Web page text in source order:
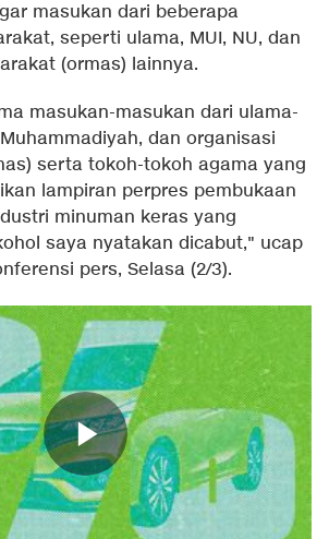
masukan dari beberapa
seperti ulama, MUI, NU, dan
(ormas) lainnya.
masukan-masukan dari ulama-
dan organisasi
serta tokoh-tokoh agama yang
lampiran perpres pembukaan
minuman keras yang
saya nyatakan dicabut," ucap
pers, Selasa (2/3).